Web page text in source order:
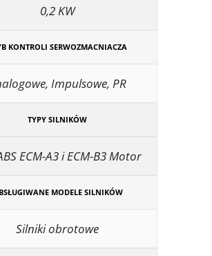
0,2 KW
KONTROLI SERWOZMACNIACZA
Impulsowe, PR
TYPY SILNIKÓW
ECM-A3 i ECM-B3 Motor
MODELE SILNIKÓW
Silniki obrotowe